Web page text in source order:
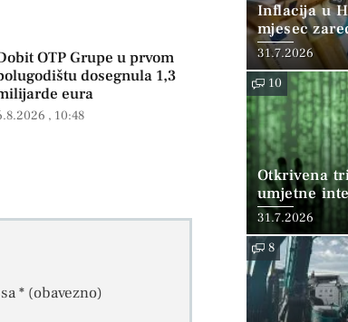
OTP Grupe u prvom
dosegnula 1,3
eura
10:48
* (obavezno)
Inflacija u
mjesec
posto
31.7.2026
10
Otkrivena
umjetne
31.7.2026
8